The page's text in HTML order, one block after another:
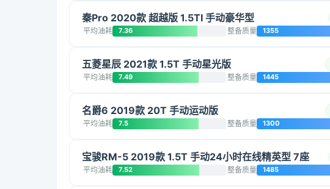
秦Pro 2020款 超越版 1.5TI 手动豪华型
平均油耗 7.36 整备质量 1355
五菱星辰 2021款 1.5T 手动星光版
平均油耗 7.49 整备质量 1445
名爵6 2019款 20T 手动运动版
平均油耗 7.5 整备质量 1300
宝骏RM-5 2019款 1.5T 手动24小时在线精英型 7座
平均油耗 7.52 整备质量 1485